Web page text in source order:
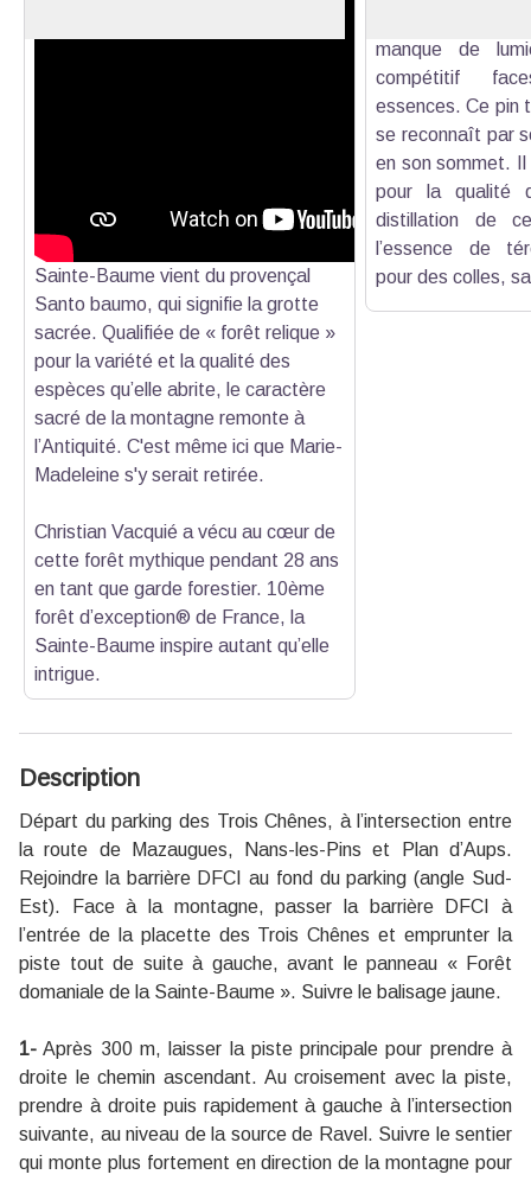
Sainte-Baume vient du provençal
Santo baumo, qui signifie la grotte
sacrée. Qualifiée de « forêt relique »
pour la variété et la qualité des
espèces qu’elle abrite, le caractère
sacré de la montagne remonte à
l’Antiquité. C'est même ici que Marie-
Madeleine s'y serait retirée.
Christian Vacquié a vécu au cœur de
cette forêt mythique pendant 28 ans
en tant que garde forestier. 10ème
forêt d’exception® de France, la
Sainte-Baume inspire autant qu’elle
intrigue.
manque de
compétitif
essences. Ce pin
se reconnaît par
en son sommet.
pour la qualité
distillation de
l’essence de
pour des colles,
Description
Départ du parking des Trois Chênes, à l’intersection entre
la route de Mazaugues, Nans-les-Pins et Plan d’Aups.
Rejoindre la barrière DFCI au fond du parking (angle Sud-
Est). Face à la montagne, passer la barrière DFCI à
l’entrée de la placette des Trois Chênes et emprunter la
piste tout de suite à gauche, avant le panneau « Forêt
domaniale de la Sainte-Baume ». Suivre le balisage jaune.
1- Après 300 m, laisser la piste principale pour prendre à
droite le chemin ascendant. Au croisement avec la piste,
prendre à droite puis rapidement à gauche à l’intersection
suivante, au niveau de la source de Ravel. Suivre le sentier
qui monte plus fortement en direction de la montagne pour